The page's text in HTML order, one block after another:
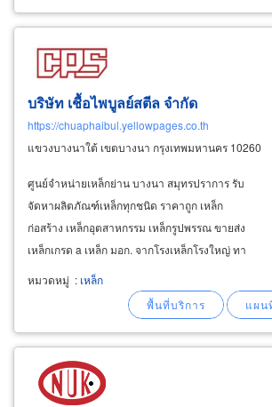
บริษัท เชื้อไพบูลย์สตีล จำกัด
https://chuaphaibul.yellowpages.co.th
แขวงบางนาใต้ เขตบางนา กรุงเทพมหานคร 10260
ศูนย์จำหน่ายเหล็กย่าน บางนา สมุทรปราการ รับ
จัดหาผลิตภัณฑ์เหล็กทุกชนิด ราคาถูก เหล็ก
ก่อสร้าง เหล็กอุตสาหกรรม เหล็กรูปพรรณ ขายส่ง
เหล็กเกรด a เหล็ก มอก. จากโรงเหล็กโรงใหญ่ ทา
ทาสตีล จีเจสตีล สยามยามาโตะ แอลพีเอ็นเพลทมิล
สหวิริยาสตีล ตัวแทนจำหน่ายเหล็ก ศูนย์รวมเหล็ก
คุณภาพ นำเข้าเหล็ก ขายเหล็กทุกชนิด
หมวดหมู่ : เหล็ก